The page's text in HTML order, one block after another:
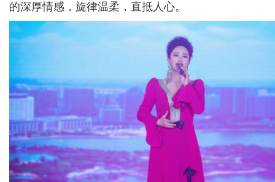
的深厚情感，旋律温柔，直抵人心。